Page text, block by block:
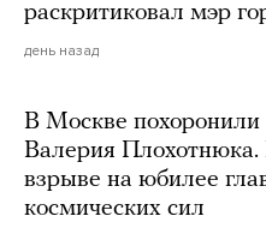
раскритиковал мэр
день назад
В Москве похоронили
Валерия Плохотнюка.
взрыве на юбилее
космических сил